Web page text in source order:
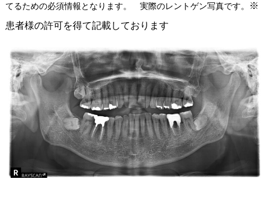
てるための必須情報となります。 実際のレントゲン写真です。
※
患者様の許可を得て記載しております